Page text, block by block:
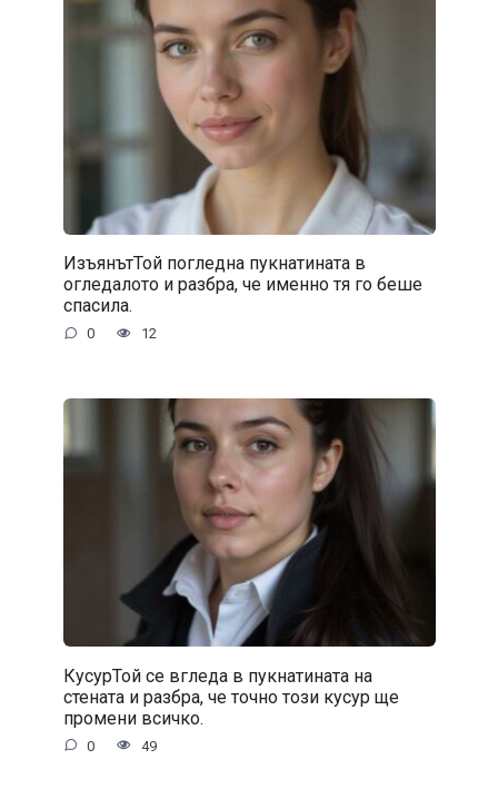
ИзъянътТой погледна пукнатината в
огледалото и разбра, че именно тя го беше
спасила.
0 12
КусурТой се вгледа в пукнатината на
стената и разбра, че точно този кусур ще
промени всичко.
0 49